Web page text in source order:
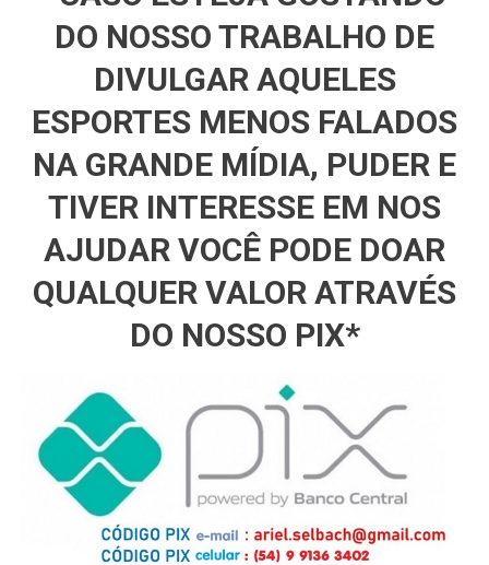
DO NOSSO TRABALHO DE
DIVULGAR AQUELES
ESPORTES MENOS FALADOS
NA GRANDE MÍDIA, PUDER E
TIVER INTERESSE EM NOS
AJUDAR VOCÊ PODE DOAR
QUALQUER VALOR ATRAVÉS
DO NOSSO PIX*